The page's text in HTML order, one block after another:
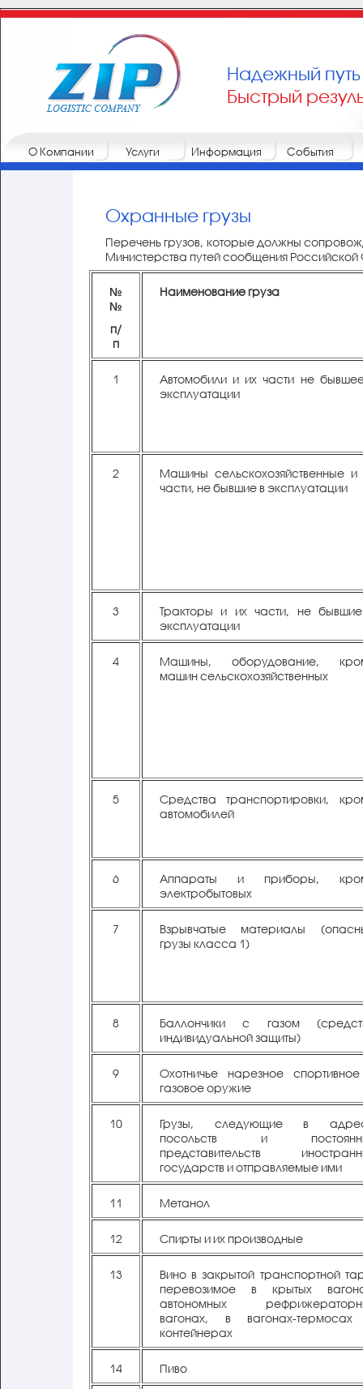
Надежный путь
Быстрый
О Компании Услуги Информация События
Охранные грузы
Перечень грузов, которые должны
Министерства путей сообщения
№
№
п/
п
Наименование груза
1
Автомобили и их части не
эксплуатации
2
Машины сельскохозяйственные и
части, не бывшие в эксплуатации
3
Тракторы и их части, не
эксплуатации
4
Машины, оборудование,
машин сельскохозяйственных
5
Средства транспортировки,
автомобилей
6
Аппараты и приборы,
электробытовых
7
Взрывчатые материалы
грузы класса 1)
8
Баллончики с газом
индивидуальной защиты)
9
Охотничье нарезное
газовое оружие
10
Грузы, следующие в
посольств и
представительств
государств и отправляемые ими
11 Метанол
12 Спирты и их производные
13
Вино в закрытой транспортной
перевозимое в крытых
автономных
вагонах, в вагонах-
контейнерах
14 Пиво